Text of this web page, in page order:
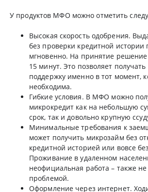
У продуктов МФО можно отметить
Высокая скорость одобрения.
без проверки кредитной истории
мгновенно. На принятие
15 минут. Это позволяет
поддержку именно в тот момент,
необходима.
Гибкие условия. В МФО можно
микрокредит как на небольшую
срок, так и довольно крупную
Минимальные требования к
может получить микрозайм без
кредитной историей или вовсе
Проживание в удаленном
неофициальная работа – также не
проблемой.
Оформление через интернет.